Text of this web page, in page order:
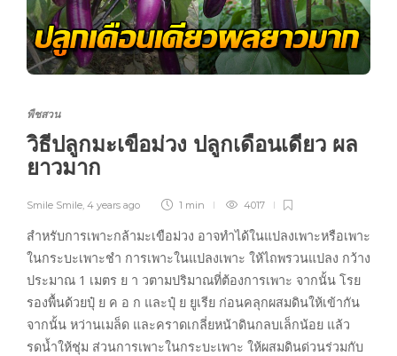
พืชสวน
วิธีปลูกมะเขือม่วง ปลูกเดือนเดียว ผล
ยาวมาก
Smile Smile 4 years ago 1 min 4017
สำหรับการเพาะกล้ามะเขือม่วง อาจทำได้ในแปลงเพาะหรือเพาะ
ในกระบะเพาะชำ การเพาะในแปลงเพาะ ให้ไถพรวนแปลง กว้าง
ประมาณ 1 เมตร ย า วตามปริมาณที่ต้องการเพาะ จากนั้น โรย
รองพื้นด้วยปุ๋ ย ค อ ก และปุ๋ ย ยูเรีย ก่อนคลุกผสมดินให้เข้ากัน
จากนั้น หว่านเมล็ด และคราดเกลี่ยหน้าดินกลบเล็กน้อย แล้ว
รดน้ำให้ชุ่ม ส่วนการเพาะในกระบะเพาะ ให้ผสมดินด่วนร่วมกับ